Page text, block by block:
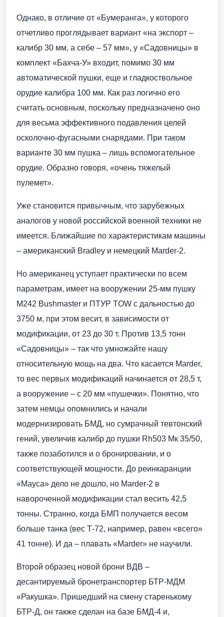
Однако, в отличие от «Бумеранга», у которого
отчетливо проглядывает вариант «на экспорт –
калибр 30 мм, а себе – 57 мм», у «Садовницы» в
комплект «Бахча-У» входит, помимо 30 мм
автоматической пушки, еще и гладкоствольное
орудие калибра 100 мм. Как раз логично его
считать основным, поскольку предназначено оно
для весьма эффективного подавления целей
осколочно-фугасными снарядами. При таком
варианте 30 мм пушка – лишь вспомогательное
орудие. Образно говоря, «очень тяжелый
пулемет».
Уже становится привычным, что зарубежных
аналогов у новой российской военной техники не
имеется. Ближайшие по характеристикам машины
– американский Bradley и немецкий Marder-2.
Но американец уступает практически по всем
параметрам, имеет на вооружении 25-мм пушку
М242 Bushmaster и ПТУР TOW с дальностью до
3750 м, при этом весит, в зависимости от
модификации, от 23 до 30 т. Против 13,5 тонн
«Садовницы» – так что умножайте нашу
относительную мощь на два. Что касается Marder,
то вес первых модификаций начинается от 28,5 т,
а вооружение – с 20 мм «пушечки». Понятно, что
затем немцы опомнились и начали
модернизировать БМД, но сумрачный тевтонский
гений, увеличив калибр до пушки Rh503 Мк 35/50,
также позаботился и о бронировании, и о
соответствующей мощности. До реинкаранции
«Мауса» дело не дошло, но Marder-2 в
навороченной модификации стал весить 42,5
тонны. Странно, когда БМП получается весом
больше танка (вес Т-72, например, равен «всего»
41 тонне). И да – плавать «Marder» не научили.
Второй образец новой брони ВДВ –
десантируемый бронетранспортер БТР-МДМ
«Ракушка». Пришедший на смену старенькому
БТР-Д, он также сделан на базе БМД-4 и,